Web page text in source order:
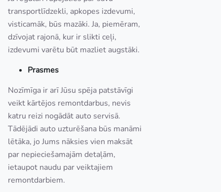
transportlīdzekli, apkopes izdevumi,
visticamāk, būs mazāki. Ja, piemēram,
dzīvojat rajonā, kur ir slikti ceļi,
izdevumi varētu būt mazliet augstāki.
Prasmes
Nozīmīga ir arī Jūsu spēja patstāvīgi
veikt kārtējos remontdarbus, nevis
katru reizi nogādāt auto servisā.
Tādējādi auto uzturēšana būs manāmi
lētāka, jo Jums nāksies vien maksāt
par nepieciešamajām detaļām,
ietaupot naudu par veiktajiem
remontdarbiem.